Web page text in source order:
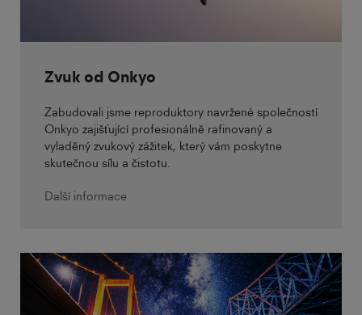
Zvuk od Onkyo
Zabudovali jsme reproduktory navržené společností
Onkyo zajišťující profesionálně rafinovaný a
vyladěný zvukový zážitek, který vám poskytne
skutečnou sílu a čistotu.
Další informace